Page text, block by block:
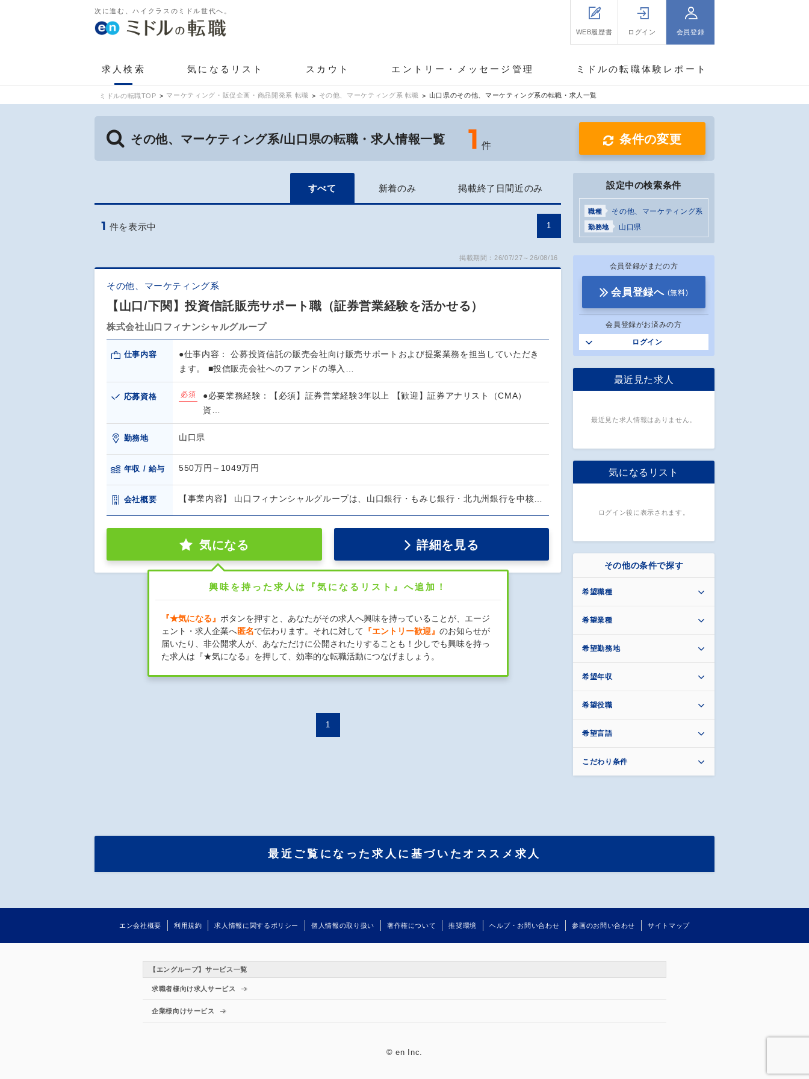
次に進む、ハイクラスのミドル世代へ。
WEB履歴書 ログイン 会員登録
求人検索 気になるリスト スカウト エントリー・メッセージ管理 ミドルの転職体験レポート
ミドルの転職TOP マーケティング・販促企画・商品開発系 転職 その他、マーケティング系 転職 山口県のその他、マーケティング系の転職・求人一覧
その他、マーケティング系/山口県の転職・求人情報一覧 1 件 条件の変更
すべて 新着のみ 掲載終了日間近のみ
1 件を表示中 1
掲載期間：26/07/27～26/08/16
その他、マーケティング系
【山口/下関】投資信託販売サポート職（証券営業経験を活かせる）
株式会社山口フィナンシャルグループ
仕事内容
●仕事内容： 公募投資信託の販売会社向け販売サポートおよび提案業務を担当していただき
ます。 ■投信販売会社へのファンドの導入…
応募資格 必須
●必要業務経験：【必須】証券営業経験3年以上 【歓迎】証券アナリスト（CMA）
資…
勤務地 山口県
年収 / 給与 550万円～1049万円
会社概要 【事業内容】 山口フィナンシャルグループは、山口銀行・もみじ銀行・北九州銀行を中核…
気になる 詳細を見る
興味を持った求人は『気になるリスト』へ追加！
『★気になる』 ボタンを押すと、あなたがその求人へ興味を持っていることが、エージ
ェント・求人企業へ匿名で伝わります。それに対して 『エントリー歓迎』 のお知らせが
届いたり、非公開求人が、あなただけに公開されたりすることも！少しでも興味を持っ
た求人は『★気になる』を押して、効率的な転職活動につなげましょう。
1
設定中の検索条件
職種 その他、マーケティング系
勤務地 山口県
会員登録がまだの方
会員登録へ (無料)
会員登録がお済みの方
ログイン
最近見た求人
最近見た求人情報はありません。
気になるリスト
ログイン後に表示されます。
その他の条件で探す
希望職種
希望業種
希望勤務地
希望年収
希望役職
希望言語
こだわり条件
最近ご覧になった求人に基づいたオススメ求人
エン会社概要 利用規約 求人情報に関するポリシー 個人情報の取り扱い 著作権について 推奨環境 ヘルプ・お問い合わせ 参画のお問い合わせ サイトマップ
【エングループ】サービス一覧
求職者様向け求人サービス
企業様向けサービス
© en Inc.